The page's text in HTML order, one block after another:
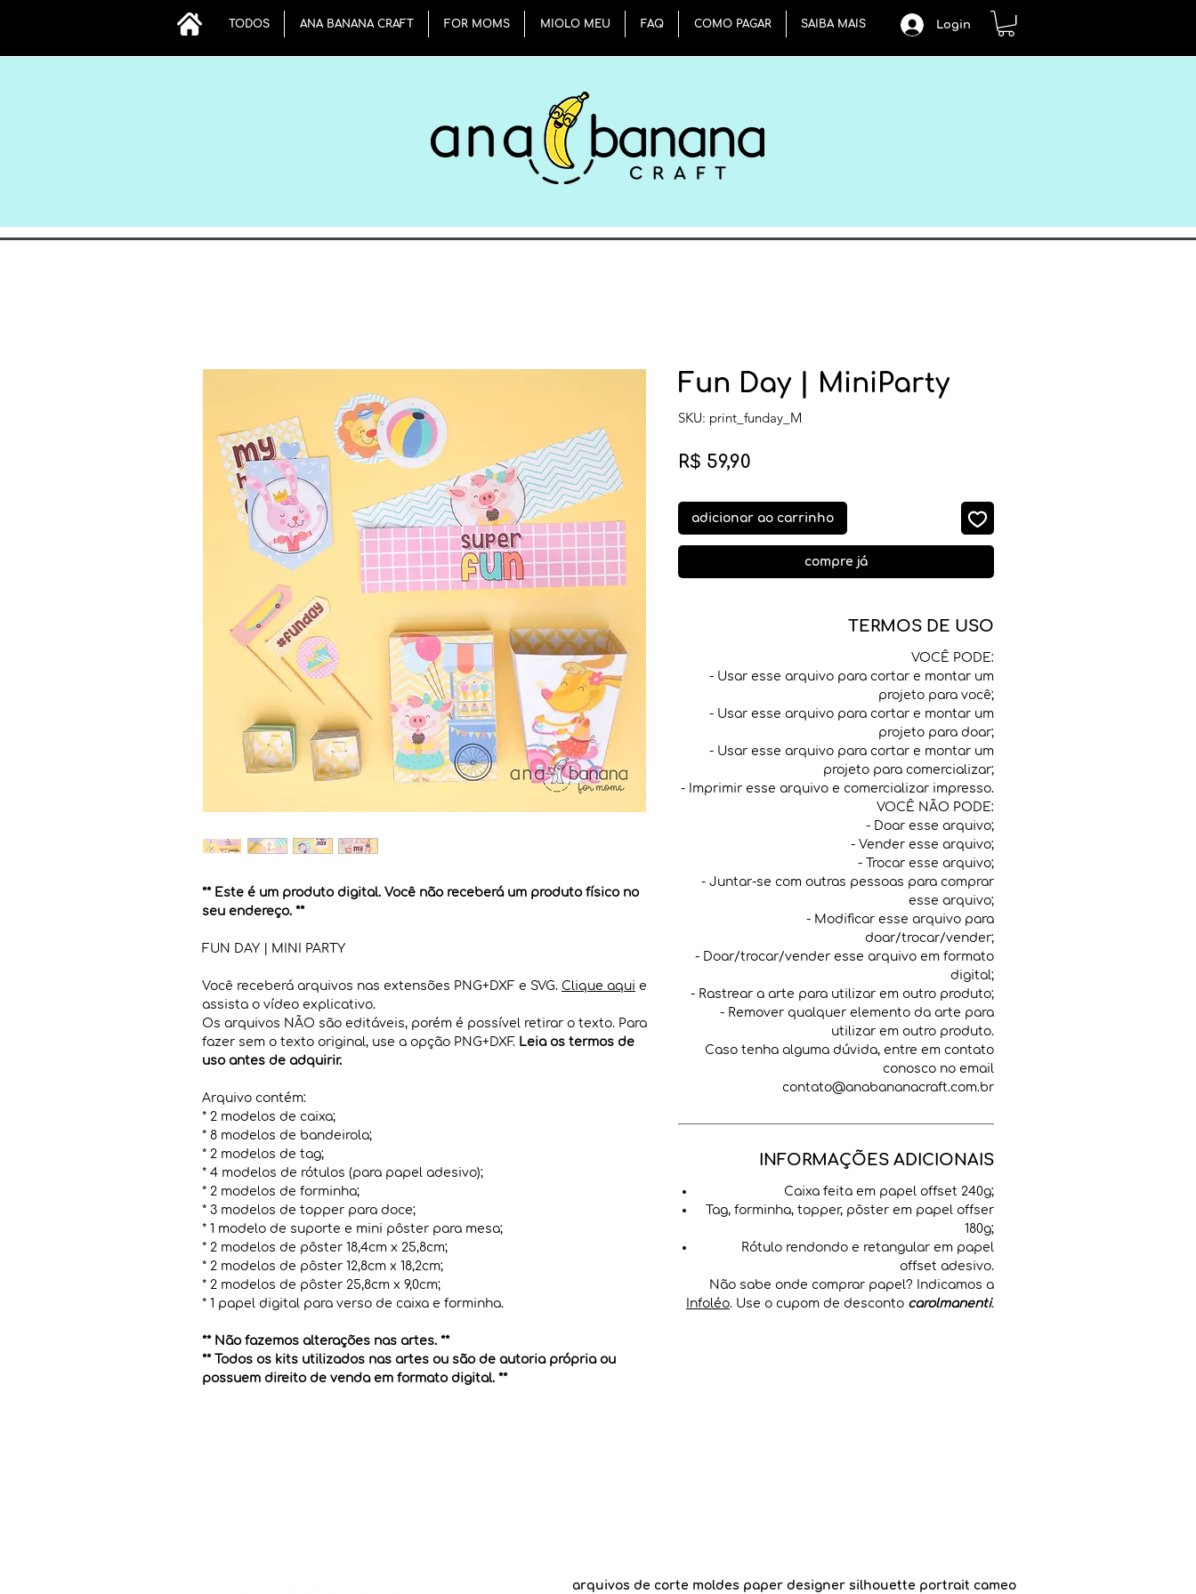
TODOS ANA BANANA CRAFT FOR MOMS MIOLO MEU FAQ COMO PAGAR SAIBA MAIS Login
** Este é um produto digital. Você não receberá um produto físico no
seu endereço. **
FUN DAY | MINI PARTY
Você receberá arquivos nas extensões PNG+DXF e SVG. Clique aqui e
assista o vídeo explicativo.
Os arquivos NÃO são editáveis, porém é possível retirar o texto. Para
fazer sem o texto original, use a opção PNG+DXF. Leia os termos de
uso antes de adquirir.
Arquivo contém:
* 2 modelos de caixa;
* 8 modelos de bandeirola;
* 2 modelos de tag;
* 4 modelos de rótulos (para papel adesivo);
* 2 modelos de forminha;
* 3 modelos de topper para doce;
* 1 modelo de suporte e mini pôster para mesa;
* 2 modelos de pôster 18,4cm x 25,8cm;
* 2 modelos de pôster 12,8cm x 18,2cm;
* 2 modelos de pôster 25,8cm x 9,0cm;
* 1 papel digital para verso de caixa e forminha.
** Não fazemos alterações nas artes. **
** Todos os kits utilizados nas artes ou são de autoria própria ou
possuem direito de venda em formato digital. **
Fun Day | MiniParty
SKU: print_funday_M
R$ 59,90
adicionar ao carrinho
compre já
TERMOS DE USO
VOCÊ PODE:
- Usar esse arquivo para cortar e montar um
projeto para você;
- Usar esse arquivo para cortar e montar um
projeto para doar;
- Usar esse arquivo para cortar e montar um
projeto para comercializar;
- Imprimir esse arquivo e comercializar impresso.
VOCÊ NÃO PODE:
- Doar esse arquivo;
- Vender esse arquivo;
- Trocar esse arquivo;
- Juntar-se com outras pessoas para comprar
esse arquivo;
- Modificar esse arquivo para
doar/trocar/vender;
- Doar/trocar/vender esse arquivo em formato
digital;
- Rastrear a arte para utilizar em outro produto;
- Remover qualquer elemento da arte para
utilizar em outro produto.
Caso tenha alguma dúvida, entre em contato
conosco no email
contato@anabananacraft.com.br
INFORMAÇÕES ADICIONAIS
Caixa feita em papel offset 240g;
Tag, forminha, topper, pôster em papel offser
180g;
Rótulo rendondo e retangular em papel
offset adesivo.
Não sabe onde comprar papel? Indicamos a
Infoléo. Use o cupom de desconto carolmanenti.
arquivos de corte moldes paper designer silhouette portrait cameo